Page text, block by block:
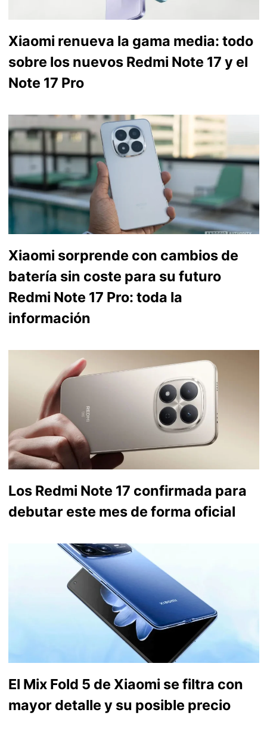
Xiaomi renueva la gama media: todo
sobre los nuevos Redmi Note 17 y el
Note 17 Pro
Xiaomi sorprende con cambios de
batería sin coste para su futuro
Redmi Note 17 Pro: toda la
información
Los Redmi Note 17 confirmada para
debutar este mes de forma oficial
El Mix Fold 5 de Xiaomi se filtra con
mayor detalle y su posible precio